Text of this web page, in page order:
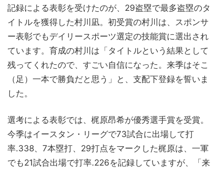
記録による表彰を受けたのが、29盗塁で最多盗塁のタ
イトルを獲得した村川凪。初受賞の村川は、スポンサ
ー表彰でもデイリースポーツ選定の技能賞に選出され
ています。育成の村川は「タイトルという結果として
残ってくれたので、すごい自信になった。来季はそこ
（足）一本で勝負だと思う」と、支配下登録を誓いま
した。
選考による表彰では、梶原昂希が優秀選手賞を受賞。
今季はイースタン・リーグで73試合に出場して打
率.338、7本塁打、29打点をマークした梶原は、一軍
でも21試合出場で打率.226を記録していますが、「来